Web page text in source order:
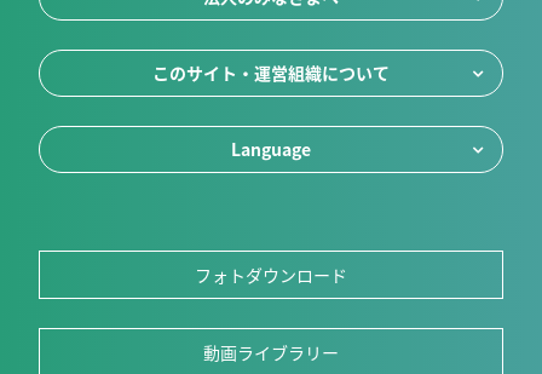
このサイト・運営組織について
Language
フォトダウンロード
動画ライブラリー